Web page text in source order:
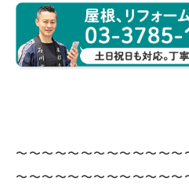
〜〜〜〜〜〜〜〜〜〜〜〜〜
〜〜〜〜〜〜〜〜〜〜〜〜〜